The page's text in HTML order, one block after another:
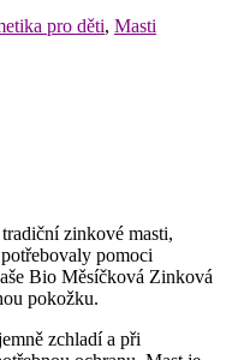
pro děti, Masti
zinkové masti,
pomoci
Bio Měsíčková Zinková
pokožku.
zchladí a při